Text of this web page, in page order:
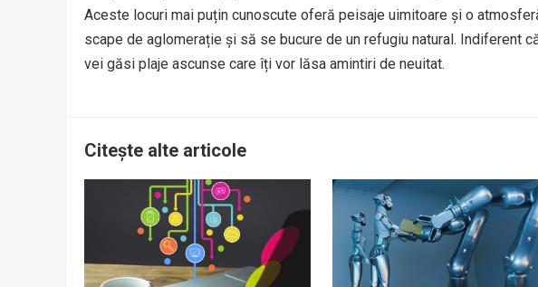
Aceste locuri mai puțin cunoscute oferă peisaje uimitoare și o
scape de aglomerație și să se bucure de un refugiu natural. Indiferent
vei găsi plaje ascunse care îți vor lăsa amintiri de neuitat.
Citește alte articole